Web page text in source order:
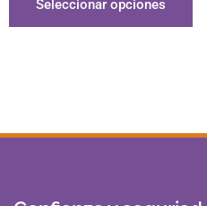
Seleccionar opciones